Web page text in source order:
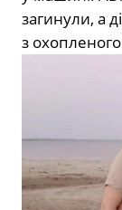
загинули, а
з